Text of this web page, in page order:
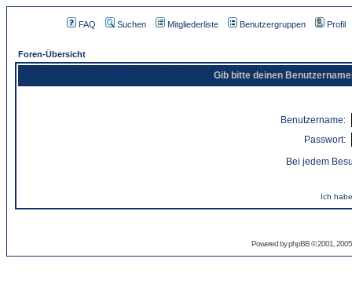
FAQ Suchen Mitgliederliste Benutzergruppen Profil
Foren-Übersicht
Gib bitte deinen
Benutzername:
Passwort:
Bei jedem
Ich
Powered byphpBB© 2001,